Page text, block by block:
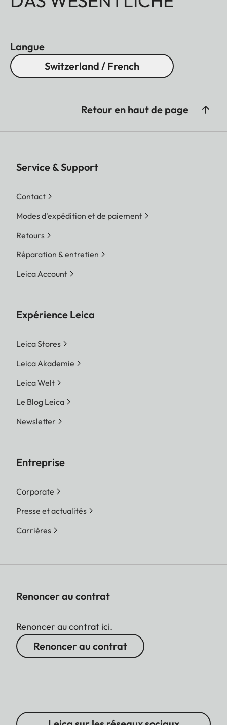
Langue
Switzerland / French
Retour en haut de page
Service & Support
Contact
Modes d'expédition et de paiement
Retours
Réparation & entretien
Leica Account
Expérience Leica
Leica Stores
Leica Akademie
Leica Welt
Le Blog Leica
Newsletter
Entreprise
Corporate
Presse et actualités
Carrières
Renoncer au contrat
Renoncer au contrat ici.
Renoncer au contrat